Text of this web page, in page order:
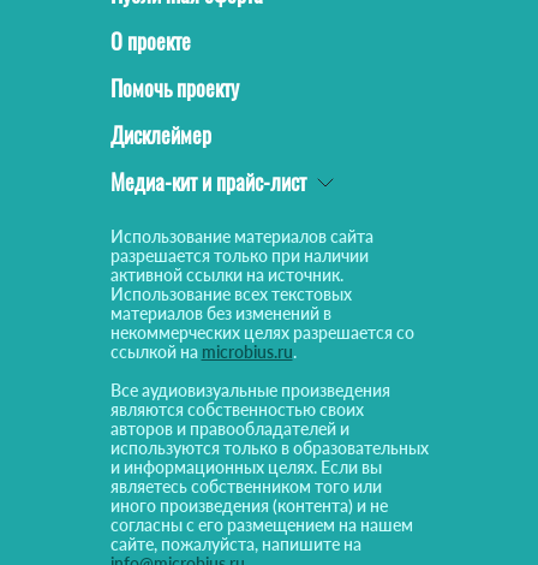
О проекте
Помочь проекту
Дисклеймер
Медиа-кит и прайс-лист
Использование материалов сайта
разрешается только при наличии
активной ссылки на источник.
Использование всех текстовых
материалов без изменений в
некоммерческих целях разрешается со
ссылкой на microbius.ru.
Все аудиовизуальные произведения
являются собственностью своих
авторов и правообладателей и
используются только в образовательных
и информационных целях. Если вы
являетесь собственником того или
иного произведения (контента) и не
согласны с его размещением на нашем
сайте, пожалуйста, напишите на